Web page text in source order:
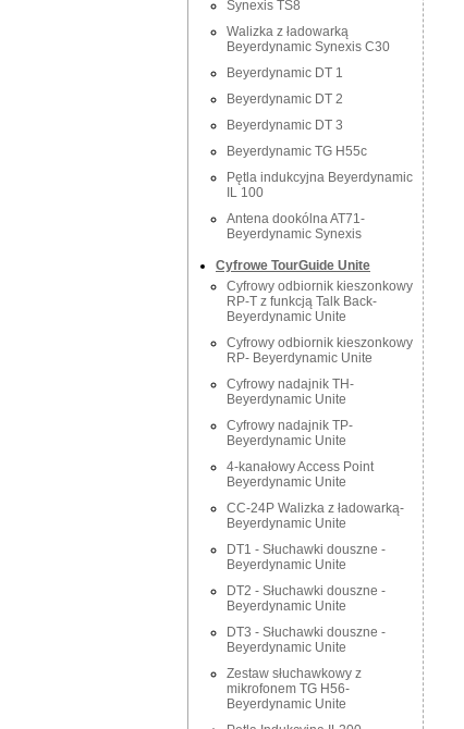
Synexis TS8
Walizka z ładowarką
Beyerdynamic Synexis C30
Beyerdynamic DT 1
Beyerdynamic DT 2
Beyerdynamic DT 3
Beyerdynamic TG H55c
Pętla indukcyjna Beyerdynamic
IL 100
Antena dookólna AT71-
Beyerdynamic Synexis
Cyfrowe TourGuide Unite
Cyfrowy odbiornik kieszonkowy
RP-T z funkcją Talk Back-
Beyerdynamic Unite
Cyfrowy odbiornik kieszonkowy
RP- Beyerdynamic Unite
Cyfrowy nadajnik TH-
Beyerdynamic Unite
Cyfrowy nadajnik TP-
Beyerdynamic Unite
4-kanałowy Access Point
Beyerdynamic Unite
CC-24P Walizka z ładowarką-
Beyerdynamic Unite
DT1 - Słuchawki douszne -
Beyerdynamic Unite
DT2 - Słuchawki douszne -
Beyerdynamic Unite
DT3 - Słuchawki douszne -
Beyerdynamic Unite
Zestaw słuchawkowy z
mikrofonem TG H56-
Beyerdynamic Unite